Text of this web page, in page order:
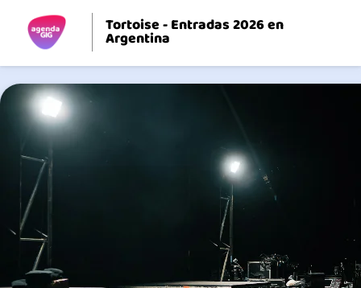
Tortoise - Entradas 2026 en
Argentina